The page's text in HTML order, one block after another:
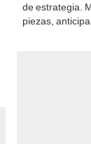
de estrategia.
piezas,